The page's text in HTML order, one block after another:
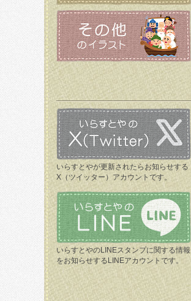
いらすとやが更新されたらお知らせする
X（ツイッター）アカウントです。
いらすとやのLINEスタンプに関する情報
をお知らせするLINEアカウントです。